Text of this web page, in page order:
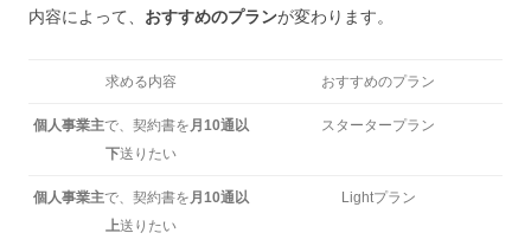
内容によって、 おすすめのプランが変わります。
求める内容 おすすめのプラン
個人事業主で、契約書を 月10通以
下送りたい
スタータープラン
個人事業主で、契約書を 月10通以
上送りたい
Lightプラン